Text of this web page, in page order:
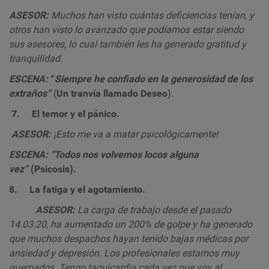
ASESOR:Muchos han visto cuántas deficiencias tenían, y
otros han visto lo avanzado que podíamos estar siendo
sus asesores, lo cual también les ha generado gratitud y
tranquilidad.
ESCENA: “Siempre he confiado en la generosidad de los
extraños” (Un tranvía llamado Deseo).
7.
El temor y el pánico.
ASESOR:¡Esto me va a matar psicológicamente!
ESCENA: “Todos nos volvemos locos alguna
vez”(Psicosis).
8.
La fatiga y el agotamiento.
ASESOR: La carga de trabajo desde el pasado
14.03.20, ha aumentado un 200% de golpe y ha generado
que muchos despachos hayan tenido bajas médicas por
ansiedad y depresión. Los profesionales estamos muy